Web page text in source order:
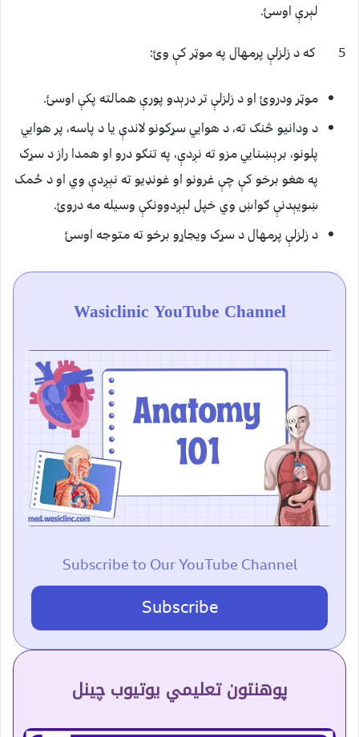
لېرې اوسئ.
5 که د زلزلې پرمهال په موټر کې وئ:
موټر ودروئ او د زلزلې تر درېدو پورې همالته پکې اوسئ.
د ودانیو څنګ ته، د هوایي سړکونو لاندې یا د پاسه، پر هوايي
پلونو، برېښنایي مزو ته نږدې، په تنګو درو او همدا راز د سړک
په هغو برخو کې چې غرونو او غونډیو ته نېږدې وي او د ځمک
ښویېدنې ګواښ وي خپل لېږدوونکې وسیله مه دروئ.
د زلزلې پرمهال د سړک ویجاړو برخو ته متوجه اوسئ
Wasiclinic YouTube Channel
Subscribe to Our YouTube Channel
Subscribe
پوهنتون تعلیمي یوتیوب چینل